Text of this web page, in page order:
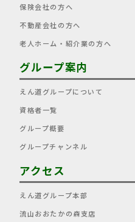
保険会社の方へ
不動産会社の方へ
老人ホーム・紹介業の方へ
グループ案内
えん道グループについて
資格者一覧
グループ概要
グループチャンネル
アクセス
えん道グループ本部
流山おおたかの森支店